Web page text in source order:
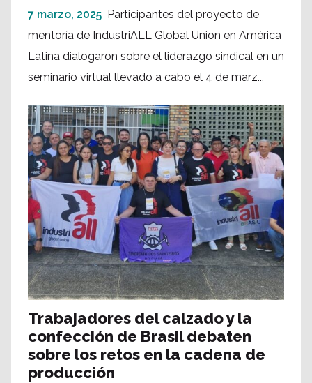
7 marzo, 2025 Participantes del proyecto de
mentoría de IndustriALL Global Union en América
Latina dialogaron sobre el liderazgo sindical en un
seminario virtual llevado a cabo el 4 de marz...
Trabajadores del calzado y la
confección de Brasil debaten
sobre los retos en la cadena de
producción